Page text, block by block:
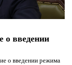
о введении
о введении режима